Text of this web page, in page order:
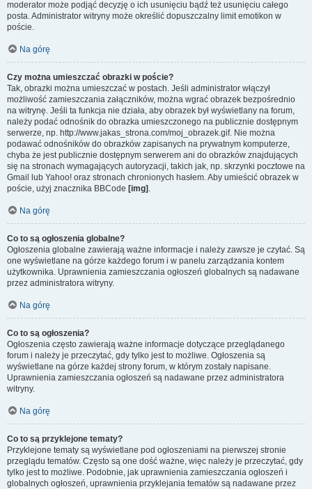
moderator może podjąć decyzję o ich usunięciu bądź też usunięciu całego
posta. Administrator witryny może określić dopuszczalny limit emotikon w
poście.
Na górę
Czy można umieszczać obrazki w poście?
Tak, obrazki można umieszczać w postach. Jeśli administrator włączył
możliwość zamieszczania załączników, można wgrać obrazek bezpośrednio
na witrynę. Jeśli ta funkcja nie działa, aby obrazek był wyświetlany na forum,
należy podać odnośnik do obrazka umieszczonego na publicznie dostępnym
serwerze, np. http://www.jakas_strona.com/moj_obrazek.gif. Nie można
podawać odnośników do obrazków zapisanych na prywatnym komputerze,
chyba że jest publicznie dostępnym serwerem ani do obrazków znajdujących
się na stronach wymagających autoryzacji, takich jak, np. skrzynki pocztowe na
Gmail lub Yahoo! oraz stronach chronionych hasłem. Aby umieścić obrazek w
poście, użyj znacznika BBCode [img] .
Na górę
Co to są ogłoszenia globalne?
Ogłoszenia globalne zawierają ważne informacje i należy zawsze je czytać. Są
one wyświetlane na górze każdego forum i w panelu zarządzania kontem
użytkownika. Uprawnienia zamieszczania ogłoszeń globalnych są nadawane
przez administratora witryny.
Na górę
Co to są ogłoszenia?
Ogłoszenia często zawierają ważne informacje dotyczące przeglądanego
forum i należy je przeczytać, gdy tylko jest to możliwe. Ogłoszenia są
wyświetlane na górze każdej strony forum, w którym zostały napisane.
Uprawnienia zamieszczania ogłoszeń są nadawane przez administratora
witryny.
Na górę
Co to są przyklejone tematy?
Przyklejone tematy są wyświetlane pod ogłoszeniami na pierwszej stronie
przeglądu tematów. Często są one dość ważne, więc należy je przeczytać, gdy
tylko jest to możliwe. Podobnie, jak uprawnienia zamieszczania ogłoszeń i
globalnych ogłoszeń, uprawnienia przyklejania tematów są nadawane przez